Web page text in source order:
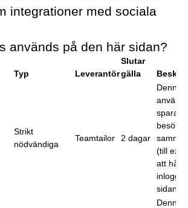
integrationer med sociala
används på den här sidan?
Typ Leverantör
Slutar
gälla
Strikt
nödvändiga
Teamtailor 2 dagar
Denna
spara
(till
att
sidan).
Denna